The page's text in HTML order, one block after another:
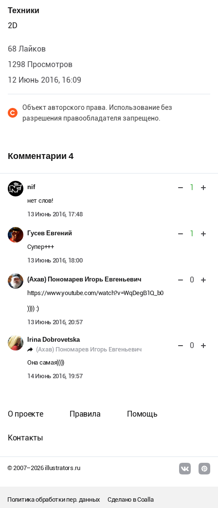
Техники
2D
68 Лайков
1298 Просмотров
12 Июнь 2016, 16:09
Объект авторского права. Использование без
разрешения правообладателя запрещено.
Комментарии 4
nif 1
нет слов!
13 Июнь 2016, 17:48
Гусев Евгений 1
Супер+++
13 Июнь 2016, 18:00
(Ахав) Пономарев Игорь Евгеньевич 0
https://www.youtube.com/watch?v=WqDegB1Q_b0
)))) :)
13 Июнь 2016, 20:57
Irina Dobrovetska
(Ахав) Пономарев Игорь Евгеньевич
0
Она самая))))
14 Июнь 2016, 19:57
© 2007–2026illustrators.ru
О проекте Правила Помощь
Контакты
Политика обработки пер. данных Сделано вCoalla